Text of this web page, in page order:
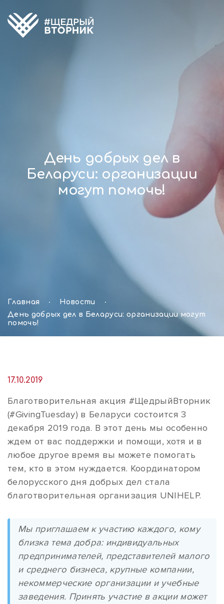
День добрых дел в
Беларуси: организации
могут помочь!
Главная
Новости
День добрых дел в Беларуси: организации могут
помочь!
17.10.2019
Благотворительная акция #ЩедрыйВторник
(#GivingTuesday) в Беларуси состоится 3
декабря 2019 года. В этот день мы особенно
ждем от вас поддержки и помощи, хотя и в
любое другое время вы можете помогать
тем, кто в этом нуждается. Координатором
белорусского дня добрых дел стала
благотворительная организация UNIHELP.
Мы приглашаем к участию каждого, кому
близка тема добра: индивидуальных
предпринимателей, представителей малого
и среднего бизнеса, крупные компании,
некоммерческие организации и учебные
заведения. Принять участие в акции может